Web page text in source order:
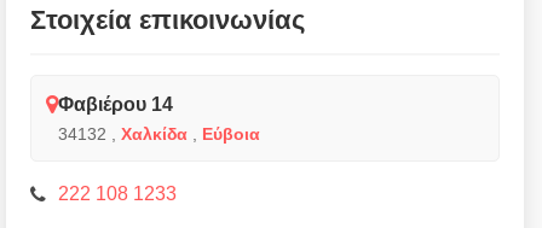
Στοιχεία επικοινωνίας
Φαβιέρου 14
34132 Χαλκίδα Εύβοια
222 108 1233